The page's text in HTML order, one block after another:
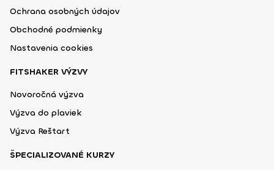
Ochrana osobných údajov
Obchodné podmienky
Nastavenia cookies
FITSHAKER VÝZVY
Novoročná výzva
Výzva do plaviek
Výzva Reštart
ŠPECIALIZOVANÉ KURZY